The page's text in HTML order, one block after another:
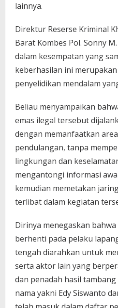
lainnya.
Direktur Reserse Kriminal
Barat Kombes Pol. Sonny
dalam kesempatan yang
keberhasilan ini
penyelidikan mendalam
Beliau menyampaikan
emas ilegal tersebut
dengan memanfaatkan
pendulangan, tanpa
lingkungan dan
mengantongi informasi
kemudian memetakan
terlibat dalam kegiatan
Dirinya menegaskan
berhenti pada pelaku
tengah diarahkan untuk
serta aktor lain yang
dan penadah hasil tambang
nama yakni Edy Siswanto